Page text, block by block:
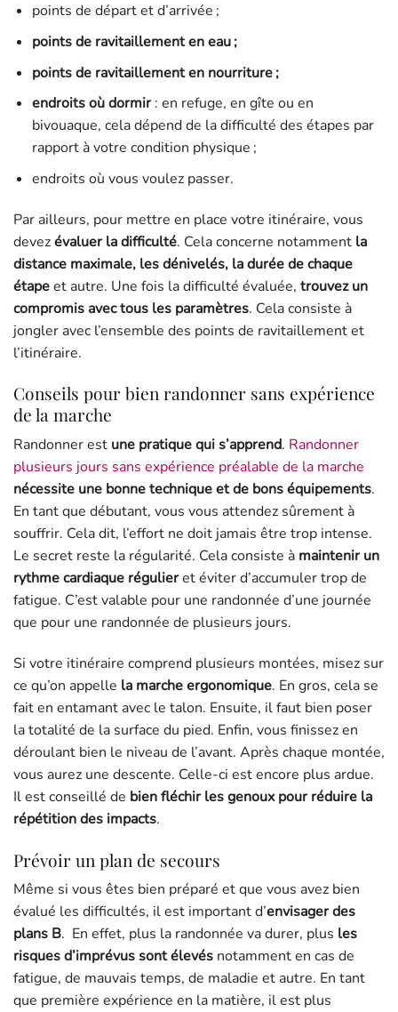
points de départ et d’arrivée ;
points de ravitaillement en eau ;
points de ravitaillement en nourriture ;
endroits où dormir: en refuge, en gîte ou en
bivouaque, cela dépend de la difficulté des étapes par
rapport à votre condition physique ;
endroits où vous voulez passer.
Par ailleurs, pour mettre en place votre itinéraire, vous
devezévaluer la difficulté. Cela concerne notamment la
distance maximale, les dénivelés, la durée de chaque
étapeet autre. Une fois la difficulté évaluée, trouvez un
compromis avec tous les paramètres. Cela consiste à
jongler avec l’ensemble des points de ravitaillement et
l’itinéraire.
Conseils pour bien randonner sans expérience
de la marche
Randonner est une pratique qui s’apprend. Randonner
plusieurs jours sans expérience préalable de la marche
nécessite une bonne technique et de bons équipements.
En tant que débutant, vous vous attendez sûrement à
souffrir. Cela dit, l’effort ne doit jamais être trop intense.
Le secret reste la régularité. Cela consiste à maintenir un
rythme cardiaque régulieret éviter d’accumuler trop de
fatigue. C’est valable pour une randonnée d’une journée
que pour une randonnée de plusieurs jours.
Si votre itinéraire comprend plusieurs montées, misez sur
ce qu’on appelle la marche ergonomique. En gros, cela se
fait en entamant avec le talon. Ensuite, il faut bien poser
la totalité de la surface du pied. Enfin, vous finissez en
déroulant bien le niveau de l’avant. Après chaque montée,
vous aurez une descente. Celle-ci est encore plus ardue.
Il est conseillé de bien fléchir les genoux pour réduire la
répétition des impacts.
Prévoir un plan de secours
Même si vous êtes bien préparé et que vous avez bien
évalué les difficultés, il est important d’envisager des
plans B. En effet, plus la randonnée va durer, plus les
risques d’imprévus sont élevés notamment en cas de
fatigue, de mauvais temps, de maladie et autre. En tant
que première expérience en la matière, il est plus